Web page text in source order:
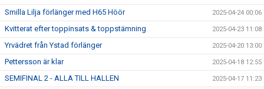
Smilla Lilja förlänger med H65 Höör 2025-04-24 00:06
Kvitterat efter toppinsats & toppstämning 2025-04-23 11:08
Yrvädret från Ystad förlänger 2025-04-20 13:00
Pettersson är klar 2025-04-18 12:55
SEMIFINAL 2 - ALLA TILL HALLEN 2025-04-17 11:23